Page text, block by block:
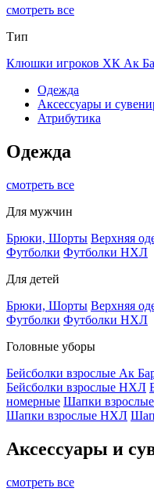
смотреть все
Тип
Клюшки игроков ХК Ак
Одежда
Аксессуары и
Атрибутика
Одежда
смотреть все
Для мужчин
Брюки, Шорты Верхняя
Футболки Футболки НХЛ
Для детей
Брюки, Шорты Верхняя
Футболки Футболки НХЛ
Головные уборы
Бейсболки взрослые Ак
Бейсболки взрослые НХЛ
номерные Шапки
Шапки взрослые НХЛ
Аксессуары и
смотреть все